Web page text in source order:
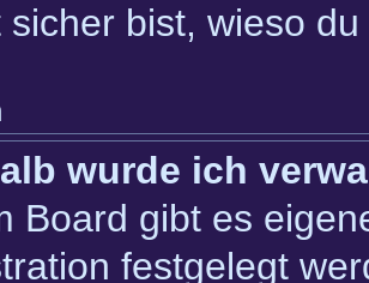
sicher bist, wieso
wurde ich
Board gibt es
festgelegt